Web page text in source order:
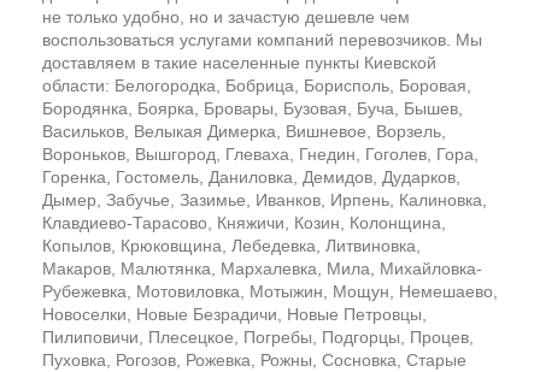
не только удобно, но и зачастую дешевле чем
воспользоваться услугами компаний перевозчиков. Мы
доставляем в такие населенные пункты Киевской
области: Белогородка, Бобрица, Борисполь, Боровая,
Бородянка, Боярка, Бровары, Бузовая, Буча, Бышев,
Васильков, Велыкая Димерка, Вишневое, Ворзель,
Вороньков, Вышгород, Глеваха, Гнедин, Гоголев, Гора,
Горенка, Гостомель, Даниловка, Демидов, Дударков,
Дымер, Забучье, Зазимье, Иванков, Ирпень, Калиновка,
Клавдиево-Тарасово, Княжичи, Козин, Колонщина,
Копылов, Крюковщина, Лебедевка, Литвиновка,
Макаров, Малютянка, Мархалевка, Мила, Михайловка-
Рубежевка, Мотовиловка, Мотыжин, Мощун, Немешаево,
Новоселки, Новые Безрадичи, Новые Петровцы,
Пилиповичи, Плесецкое, Погребы, Подгорцы, Процев,
Пуховка, Рогозов, Рожевка, Рожны, Сосновка, Старые